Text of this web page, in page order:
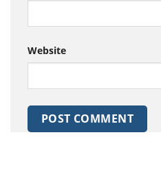
Website